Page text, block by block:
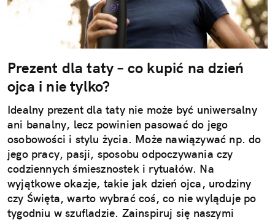
Prezent dla taty – co kupić na dzień
ojca i nie tylko?
Idealny prezent dla taty nie może być uniwersalny
ani banalny, lecz powinien pasować do jego
osobowości i stylu życia. Może nawiązywać np. do
jego pracy, pasji, sposobu odpoczywania czy
codziennych śmiesznostek i rytuałów. Na
wyjątkowe okazje, takie jak dzień ojca, urodziny
czy Święta, warto wybrać coś, co nie wyląduje po
tygodniu w szufladzie. Zainspiruj się naszymi